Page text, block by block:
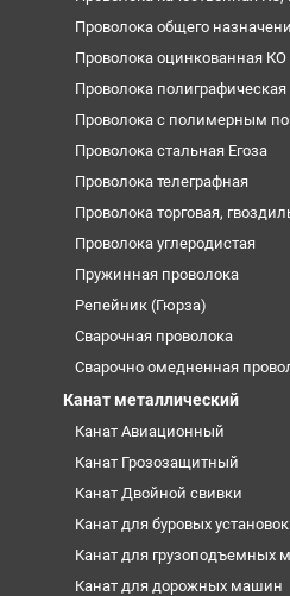
Проволока общего
Проволока оцинкованная КО
Проволока полиграфическая
Проволока с полимерным
Проволока стальная Егоза
Проволока телеграфная
Проволока торговая,
Проволока углеродистая
Пружинная проволока
Репейник (Гюрза)
Сварочная проволока
Сварочно омедненная
Канат металлический
Канат Авиационный
Канат Грозозащитный
Канат Двойной свивки
Канат для буровых установок
Канат для грузоподъемных
Канат для дорожных машин